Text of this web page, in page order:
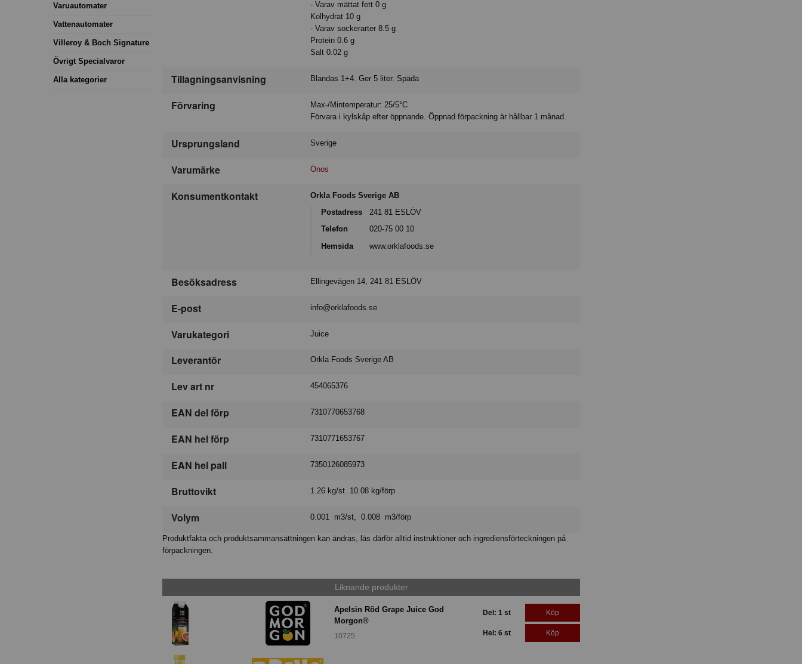
Varuautomater
Vattenautomater
Villeroy & Boch Signature
Övrigt Specialvaror
Alla kategorier
- Varav mättat fett 0 g
Kolhydrat 10 g
- Varav sockerarter 8.5 g
Protein 0.6 g
Salt 0.02 g
Tillagningsanvisning Blandas 1+4. Ger 5 liter. Späda
Förvaring
Max-/Mintemperatur: 25/5°C
Förvara i kylskåp efter öppnande. Öppnad förpackning är hållbar 1 månad.
Ursprungsland Sverige
Varumärke Önos
Konsumentkontakt
Orkla Foods Sverige AB
Postadress
241 81 ESLÖV
Telefon
020-75 00 10
Hemsida
www.orklafoods.se
Besöksadress Ellingevägen 14, 241 81 ESLÖV
E-post info@orklafoods.se
Varukategori Juice
Leverantör Orkla Foods Sverige AB
Lev art nr 454065376
EAN del förp 7310770653768
EAN hel förp 7310771653767
EAN hel pall 7350126085973
Bruttovikt 1.26 kg/st 10.08 kg/förp
Volym 0.001 m3/st, 0.008 m3/förp
Produktfakta och produktsammansättningen kan ändras, läs därför alltid instruktioner och ingrediensförteckningen på
förpackningen.
Liknande produkter
Apelsin Röd Grape Juice God
Morgon®
10725
Del: 1 st Köp
Hel: 6 st Köp